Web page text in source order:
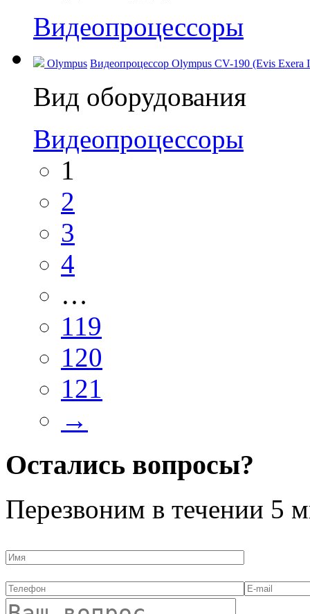
Видеопроцессоры
Olympus Видеопроцессор Olympus CV-190 (Evis Exera
Вид оборудования
Видеопроцессоры
1
2
3
4
…
119
120
121
→
Остались вопросы?
Перезвоним в течении 5